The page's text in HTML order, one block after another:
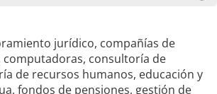
jurídico, compañías de
computadoras, consultoría de
de recursos humanos, educación y
fondos de pensiones, gestión de